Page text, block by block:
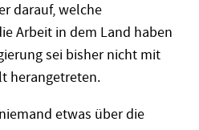
darauf, welche
Arbeit in dem Land haben
sei bisher nicht mit
herangetreten.
etwas über die